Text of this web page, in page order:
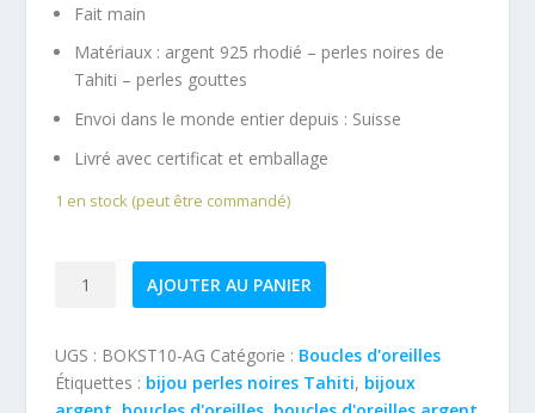
Fait main
Matériaux : argent 925 rhodié – perles noires de
Tahiti – perles gouttes
Envoi dans le monde entier depuis : Suisse
Livré avec certificat et emballage
1 en stock (peut être commandé)
quantité
d'oreilles
AG925
AJOUTER AU PANIER
UGS : BOKST10-AG Catégorie : Boucles d'oreilles
Étiquettes : bijou perles noires Tahiti, bijoux